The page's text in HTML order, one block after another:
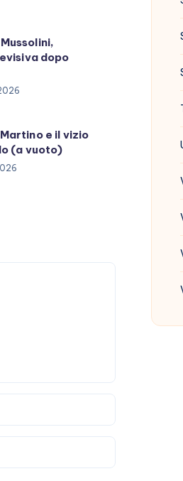
dopo
e il vizio
(a vuoto)